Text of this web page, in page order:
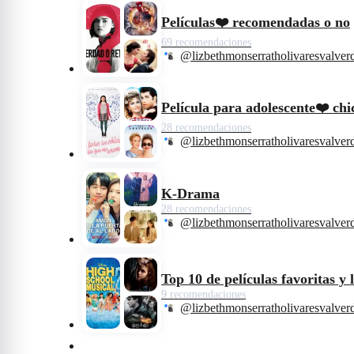
Películas❤️ recomendadas o no
69 recomendaciones
Película para adolescente❤️
28 recomendaciones
K-Drama
28 recomendaciones
Top 10 de películas favoritas
9 recomendaciones